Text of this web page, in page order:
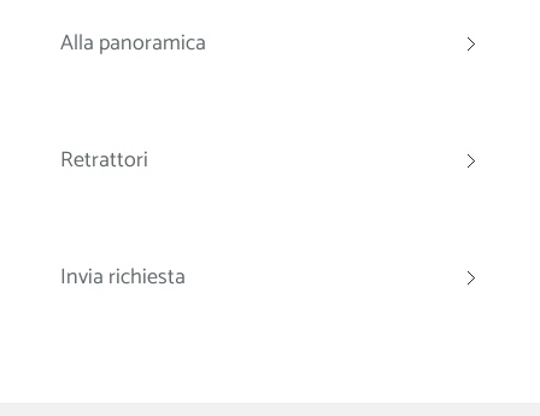
Alla panoramica
Retrattori
Invia richiesta